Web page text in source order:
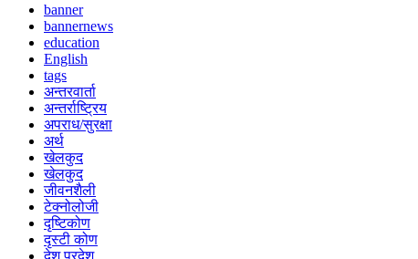
banner
bannernews
education
English
tags
अन्तरवार्ता
अन्तर्राष्ट्रिय
अपराध/सुरक्षा
अर्थ
खेलकुद
खेलकुद
जीवनशैली
टेक्नोलोजी
दृष्टिकोण
दृस्टी कोण
देश परदेश